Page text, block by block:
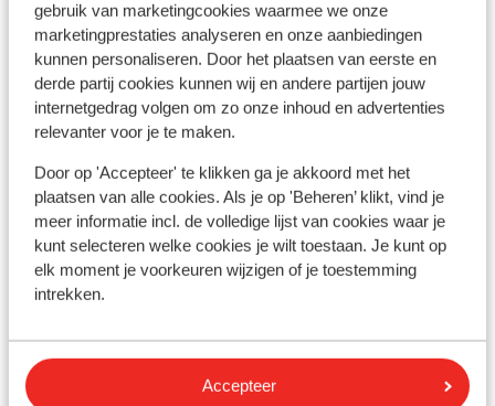
gebruik van marketingcookies waarmee we onze
marketingprestaties analyseren en onze aanbiedingen
kunnen personaliseren. Door het plaatsen van eerste en
derde partij cookies kunnen wij en andere partijen jouw
internetgedrag volgen om zo onze inhoud en advertenties
relevanter voor je te maken.
Door op 'Accepteer' te klikken ga je akkoord met het
plaatsen van alle cookies. Als je op 'Beheren’ klikt, vind je
meer informatie incl. de volledige lijst van cookies waar je
kunt selecteren welke cookies je wilt toestaan. Je kunt op
elk moment je voorkeuren wijzigen of je toestemming
intrekken.
Accepteer
Hotel Sentido Port Royal Villas & Spa - adults only
Eleonas Boutique Hotel & Spa - adults only
Hotel Mayia Exclusive Resort & Spa - adults only
Hotel Amada Colossos Resort
Hotel Casa Cabana - adults only
Hotel Atrium Platinum